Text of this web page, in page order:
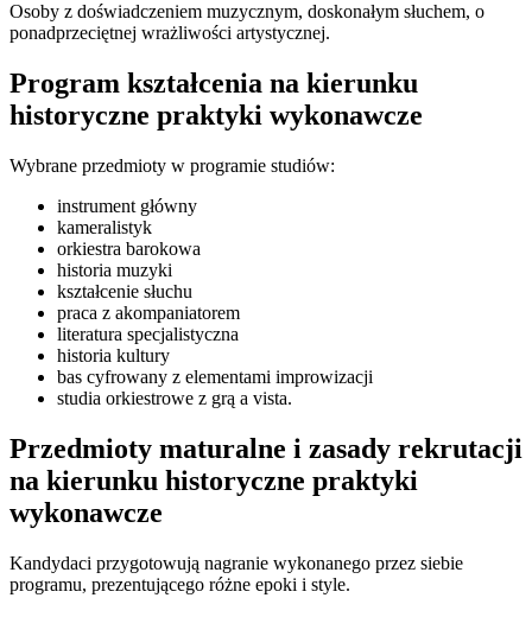
Osoby z doświadczeniem muzycznym, doskonałym słuchem, o
ponadprzeciętnej wrażliwości artystycznej.
Program kształcenia na kierunku
historyczne praktyki wykonawcze
Wybrane przedmioty w programie studiów:
instrument główny
kameralistyk
orkiestra barokowa
historia muzyki
kształcenie słuchu
praca z akompaniatorem
literatura specjalistyczna
historia kultury
bas cyfrowany z elementami improwizacji
studia orkiestrowe z grą a vista.
Przedmioty maturalne i zasady rekrutacji
na kierunku historyczne praktyki
wykonawcze
Kandydaci przygotowują nagranie wykonanego przez siebie
programu, prezentującego różne epoki i style.